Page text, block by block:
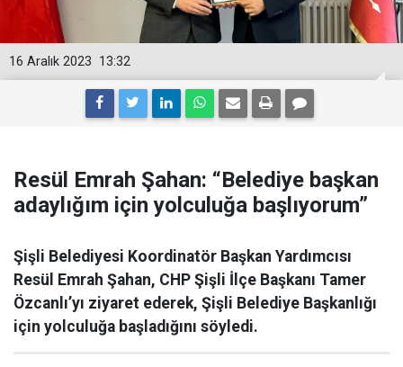
13:32
16 Aralık 2023
Resül Emrah Şahan: “Belediye başkan
adaylığım için yolculuğa başlıyorum”
Şişli Belediyesi Koordinatör Başkan Yardımcısı
Resül Emrah Şahan, CHP Şişli İlçe Başkanı Tamer
Özcanlı’yı ziyaret ederek, Şişli Belediye Başkanlığı
için yolculuğa başladığını söyledi.